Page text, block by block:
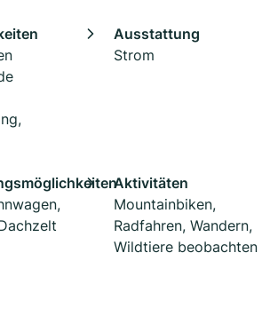
Ausstattung
Strom
Aktivitäten
Mountainbiken,
Radfahren, Wandern,
Wildtiere beobachten